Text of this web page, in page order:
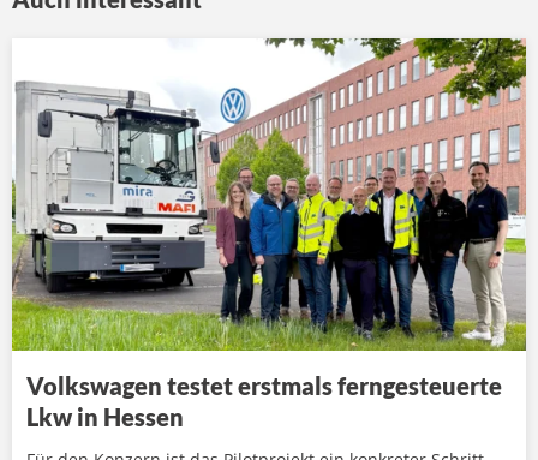
Volkswagen testet erstmals ferngesteuerte
Lkw in Hessen